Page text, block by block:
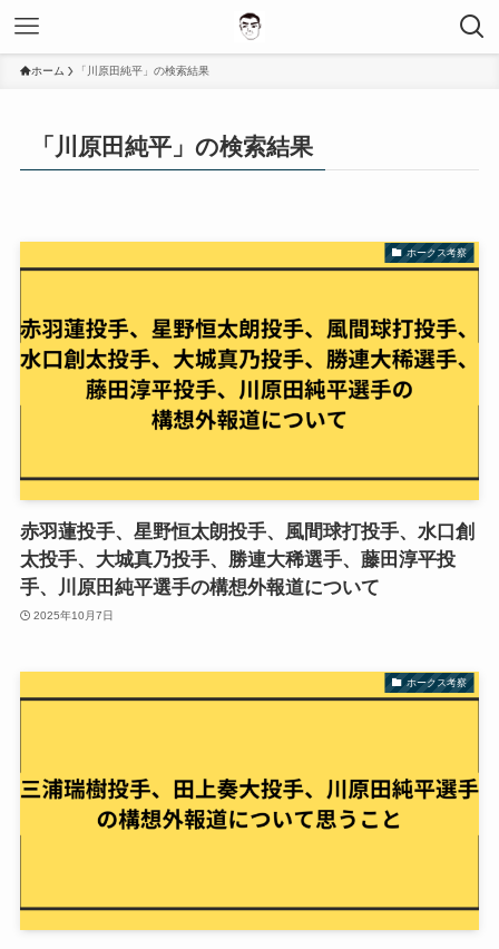
ホーム 「川原田純平」の検索結果
「川原田純平」の検索結果
ホークス考察
赤羽蓮投手、星野恒太朗投手、風間球打投手、水口創
太投手、大城真乃投手、勝連大稀選手、藤田淳平投
手、川原田純平選手の構想外報道について
2025年10月7日
ホークス考察